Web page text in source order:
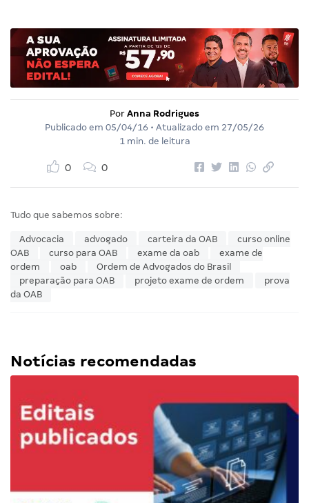
Por Anna Rodrigues
Publicado em 05/04/16 • Atualizado em 27/05/26
1 min. de leitura
0 0
Tudo que sabemos sobre:
Advocacia advogado carteira da OAB
curso online
OAB
curso para OAB exame da oab
exame de
ordem
oab
Ordem de Advogados do Brasil
preparação para OAB
projeto exame de ordem
prova
da OAB
Notícias recomendadas